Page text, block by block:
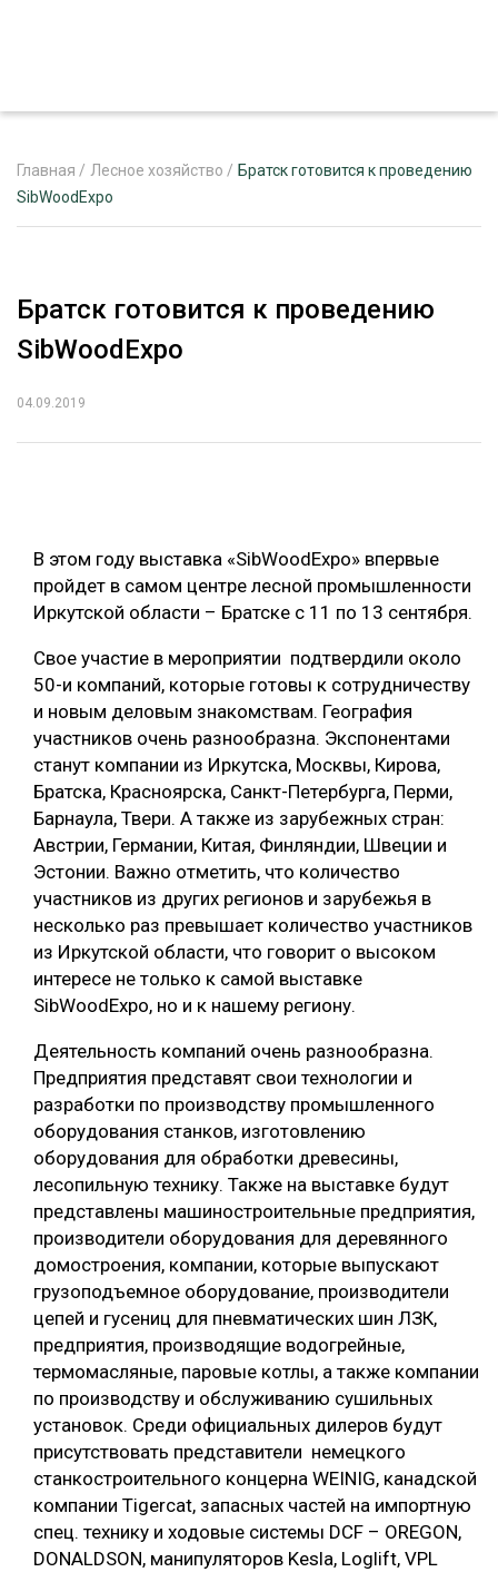
РЕКЛАМОДАТЕЛЯМ
ЛЕСНОЕ ХОЗЯЙСТВО
ЦИФРОВАЯ СРЕДА
БИОЭНЕРГЕТИКА
ЛЕСОВОССТАНОВЛЕНИЕ И ЗАЩИТА
ЛОГИСТИКА
ПРОИЗВОДСТВО ДРЕВЕСНЫХ ПЛИТ
ЦБП
КОМПЛЕКСНАЯ ПЕРЕРАБОТКА
ЛЕСОПИЛЕНИЕ
ДЕРЕВЯННОЕ ДОМОСТРОЕНИЕ
БЕЗОПАСНОЕ ПРОИЗВОДСТВО
СОРТИРОВКА ДРЕВЕСИНЫ
МЕБЕЛЬНОЕ ПРОИЗВОДСТВО
РУБРИКИ
ПОДБОРКИ СТАТЕЙ
Главная / Лесное хозяйство / Братск готовится к проведению
SibWoodExpo
Братск готовится к проведению
SibWoodExpo
04.09.2019
В этом году выставка «SibWoodExpo» впервые
пройдет в самом центре лесной промышленности
Иркутской области – Братске с 11 по 13 сентября.
Свое участие в мероприятии подтвердили около
50-и компаний, которые готовы к сотрудничеству
и новым деловым знакомствам. География
участников очень разнообразна. Экспонентами
станут компании из Иркутска, Москвы, Кирова,
Братска, Красноярска, Санкт-Петербурга, Перми,
Барнаула, Твери. А также из зарубежных стран:
Австрии, Германии, Китая, Финляндии, Швеции и
Эстонии. Важно отметить, что количество
участников из других регионов и зарубежья в
несколько раз превышает количество участников
из Иркутской области, что говорит о высоком
интересе не только к самой выставке
SibWoodExpo, но и к нашему региону.
Деятельность компаний очень разнообразна.
Предприятия представят свои технологии и
разработки по производству промышленного
оборудования станков, изготовлению
оборудования для обработки древесины,
лесопильную технику. Также на выставке будут
представлены машиностроительные предприятия,
производители оборудования для деревянного
домостроения, компании, которые выпускают
грузоподъемное оборудование, производители
цепей и гусениц для пневматических шин ЛЗК,
предприятия, производящие водогрейные,
термомасляные, паровые котлы, а также компании
по производству и обслуживанию сушильных
установок. Среди официальных дилеров будут
присутствовать представители немецкого
станкостроительного концерна WEINIG, канадской
компании Tigercat, запасных частей на импортную
спец. технику и ходовые системы DCF – OREGON,
DONALDSON, манипуляторов Kesla, Loglift, VPL